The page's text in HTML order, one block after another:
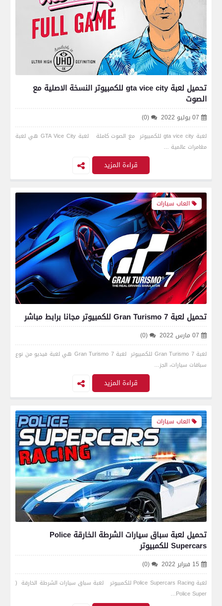
تحميل لعبة gta vice city للكمبيوتر النسخة الاصلية مع
الصوت
07 يوليو 2022 (0)
لعبة gta vice city للكمبيوتر مع الصوت كاملة لعبة GTA Vice City هي لعبة
مغامرات عالمية …
قراءة المزيد
العاب سيارات
تحميل لعبة Gran Turismo 7 للكمبيوتر مجانا برابط مباشر
07 مارس 2022 (0)
لعبة Gran Turismo 7 للكمبيوتر لعبة Gran Turismo 7 هي لعبة فيديو من نوع
سباقات سيارات، الجز…
قراءة المزيد
العاب سيارات
تحميل لعبة سباق سيارات الشرطة الخارقة Police
Supercars للكمبيوتر
15 فبراير 2022 (0)
لعبة Police Supercars Racing للكمبيوتر لعبة سباق سيارات الشرطة الخارقة (
Police Super…